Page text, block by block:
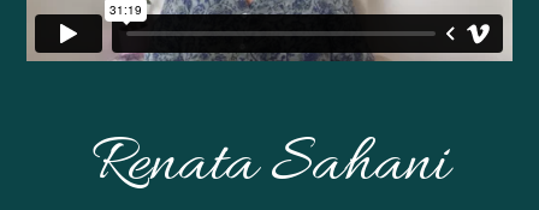
Renata Sahani